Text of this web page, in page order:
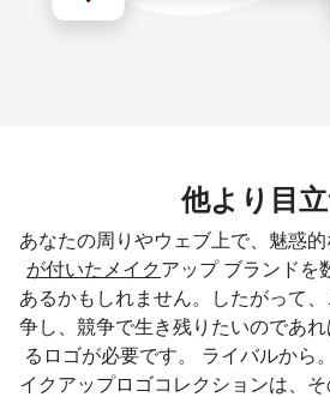
他より目
あなたの周りやウェブ上で、魅惑
が付いたメイク アップ ブランドを
あるかもしれません。したがって
争し、競争で生き残りたいのであ
るロゴが必要です。 ライバルから
イクアップロゴコレクションは、